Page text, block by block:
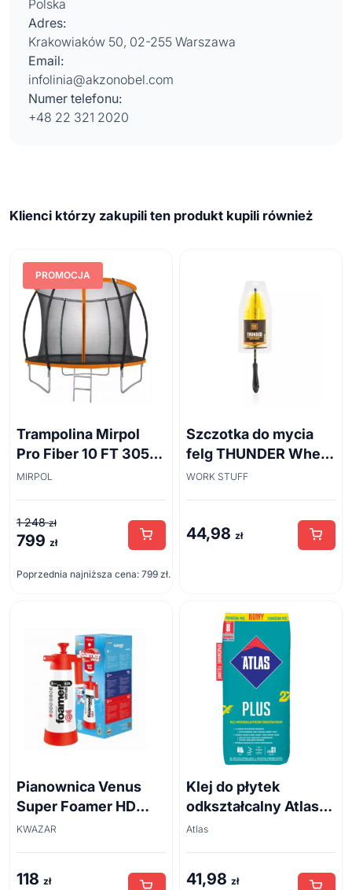
Polska
Adres:
Krakowiaków 50, 02-255 Warszawa
Email:
infolinia@akzonobel.com
Numer telefonu:
+48 22 321 2020
Klienci którzy zakupili ten produkt kupili również
PROMOCJA
Trampolina Mirpol
Pro Fiber 10 FT 305
cm + siatka
MIRPOL
1 248zł
Pierwotna
wynosiła:
799 zł
Aktualna
wynosi:
Poprzednia najniższa cena: 799 zł.
Szczotka do mycia
felg THUNDER Wheel
Brush 45cm
WORK STUFF
44,98 zł
Pianownica Venus
Super Foamer HD
acid line 2L
KWAZAR
118 zł
Klej do płytek
odkształcalny Atlas
Plus 5 kg
Atlas
41,98 zł